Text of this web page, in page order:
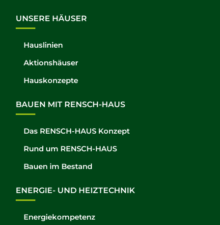
UNSERE HÄUSER
Hauslinien
Aktionshäuser
Hauskonzepte
BAUEN MIT RENSCH-HAUS
Das RENSCH-HAUS Konzept
Rund um RENSCH-HAUS
Bauen im Bestand
ENERGIE- UND HEIZTECHNIK
Energiekompetenz